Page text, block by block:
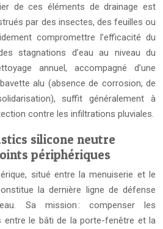
de ces éléments de drainage est
par des insectes, des feuilles ou
compromettre l’efficacité du
stagnations d’eau au niveau du
annuel, accompagné d’une
alu (absence de corrosion, de
suffit généralement à
contre les infiltrations pluviales.
silicone neutre
périphériques
situé entre la menuiserie et le
la dernière ligne de défense
Sa mission : compenser les
entre le bâti de la porte-fenêtre et la